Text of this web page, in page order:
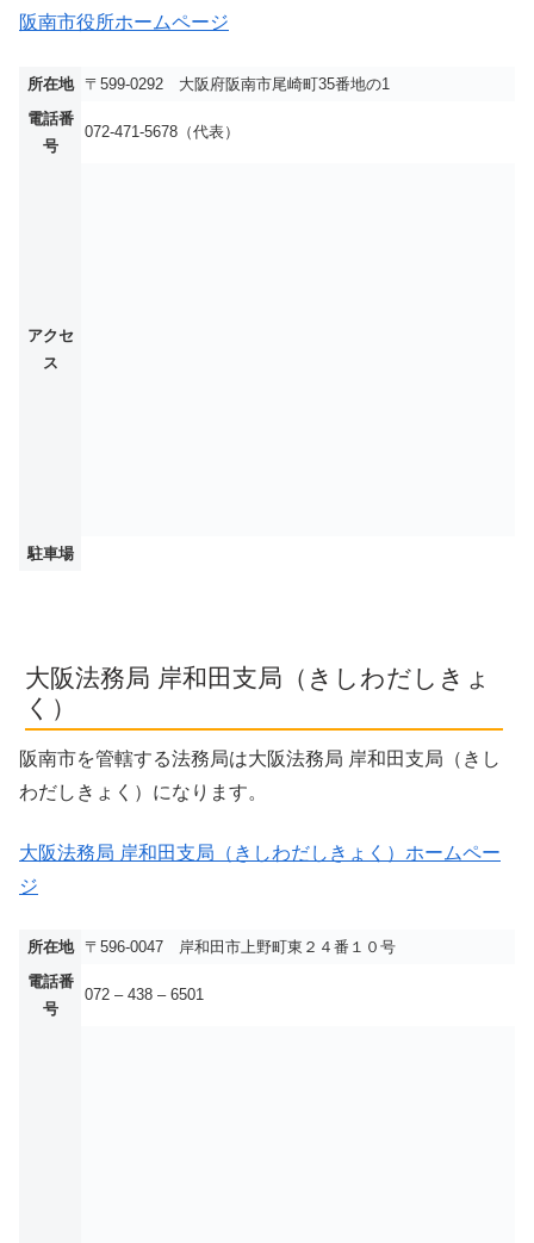
阪南市役所ホームページ
所在地
〒599-0292 大阪府阪南市尾崎町35番地の1
電話番
号
072-471-5678（代表）
アクセ
ス
駐車場
大阪法務局 岸和田支局（きしわだしきょ
く）
阪南市を管轄する法務局は大阪法務局 岸和田支局（きし
わだしきょく）になります。
大阪法務局 岸和田支局（きしわだしきょく）ホームペー
ジ
所在地
〒596-0047 岸和田市上野町東２４番１０号
電話番
号
072 – 438 – 6501